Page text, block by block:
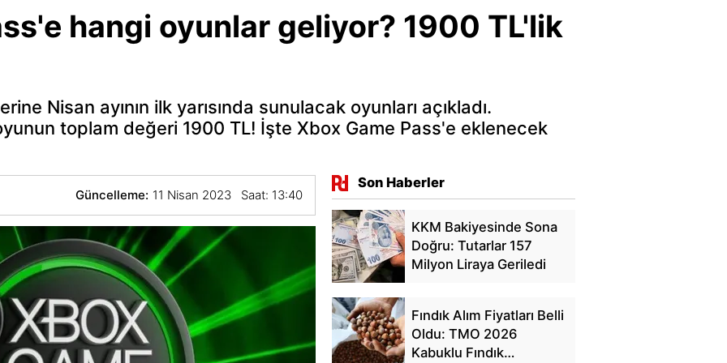
hangi oyunlar geliyor? 1900 TL'lik
Nisan ayının ilk yarısında sunulacak oyunları açıkladı.
toplam değeri 1900 TL! İşte Xbox Game Pass'e eklenecek
Güncelleme: 11 Nisan 2023 Saat: 13:40
Son Haberler
KKM Bakiyesinde Sona
Doğru: Tutarlar 157
Milyon Liraya Geriledi
Fındık Alım Fiyatları Belli
Oldu: TMO 2026
Kabuklu Fındık